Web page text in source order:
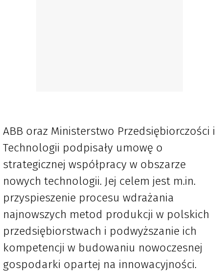
ABB oraz Ministerstwo Przedsiębiorczości i
Technologii podpisały umowę o
strategicznej współpracy w obszarze
nowych technologii. Jej celem jest m.in.
przyspieszenie procesu wdrażania
najnowszych metod produkcji w polskich
przedsiębiorstwach i podwyższanie ich
kompetencji w budowaniu nowoczesnej
gospodarki opartej na innowacyjności.